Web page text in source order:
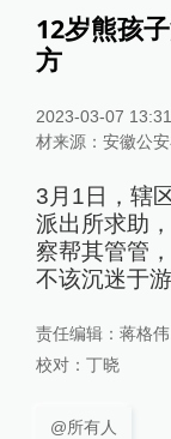
12岁熊孩
方
2023-03-07 13:31
材来源：安徽公
3月1日，辖
派出所求助
察帮其管管
不该沉迷于
责任编辑： 蒋格伟
校对： 丁晓
@所有人